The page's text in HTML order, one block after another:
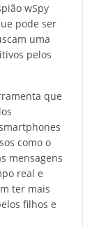
wSpy
pode ser
uma
pelos
que
como o
mensagens
real e
ter mais
filhos e